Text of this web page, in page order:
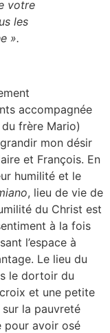
votre
les
».
accompagnée
frère Mario)
mon désir
et François. En
humilité et le
, lieu de vie de
du Christ est
à la fois
l’espace à
Le lieu du
le dortoir du
et une petite
sur la pauvreté
pour avoir osé